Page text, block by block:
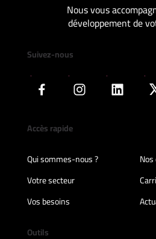
Nous vous
développement de
Suivez-nous
Accès rapide
Qui sommes-nous ?
Votre secteur
Vos besoins
Outils